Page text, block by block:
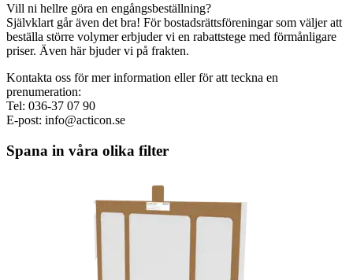
Vill ni hellre göra en engångsbeställning?
Självklart går även det bra! För bostadsrättsföreningar som väljer att
beställa större volymer erbjuder vi en rabattstege med förmånligare
priser. Även här bjuder vi på frakten.
Kontakta oss för mer information eller för att teckna en
prenumeration:
Tel: 036-37 07 90
E-post: info@acticon.se
Spana in våra olika filter